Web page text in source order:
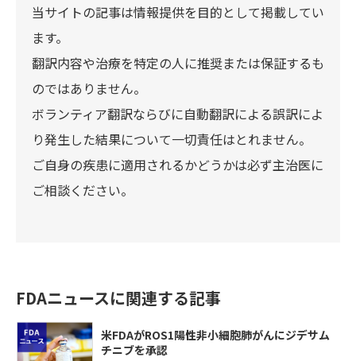
当サイトの記事は情報提供を目的として掲載してい
ます。
翻訳内容や治療を特定の人に推奨または保証するも
のではありません。
ボランティア翻訳ならびに自動翻訳による誤訳によ
り発生した結果について一切責任はとれません。
ご自身の疾患に適用されるかどうかは必ず主治医に
ご相談ください。
FDAニュースに関連する記事
米FDAがROS1陽性非小細胞肺がんにジデサム
チニブを承認